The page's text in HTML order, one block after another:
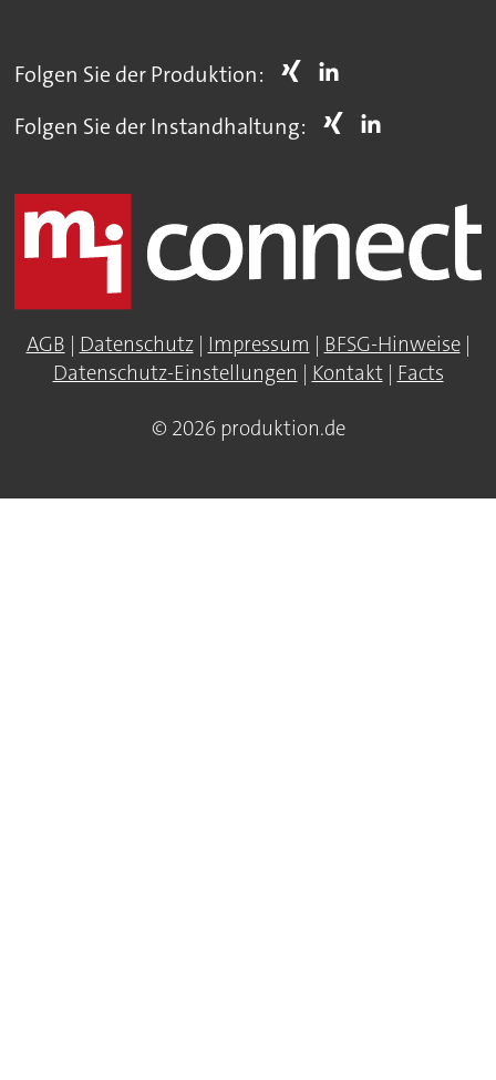
Folgen Sie der Produktion:
Folgen Sie der Instandhaltung:
AGB | Datenschutz| Impressum | BFSG-Hinweise|
Datenschutz-Einstellungen | Kontakt| Facts
© 2026 produktion.de